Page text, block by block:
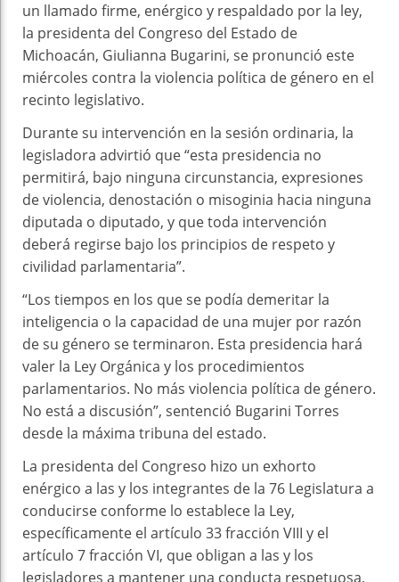
un llamado firme, enérgico y respaldado por la ley,
la presidenta del Congreso del Estado de
Michoacán, Giulianna Bugarini, se pronunció este
miércoles contra la violencia política de género en el
recinto legislativo.
Durante su intervención en la sesión ordinaria, la
legisladora advirtió que “esta presidencia no
permitirá, bajo ninguna circunstancia, expresiones
de violencia, denostación o misoginia hacia ninguna
diputada o diputado, y que toda intervención
deberá regirse bajo los principios de respeto y
civilidad parlamentaria”.
“Los tiempos en los que se podía demeritar la
inteligencia o la capacidad de una mujer por razón
de su género se terminaron. Esta presidencia hará
valer la Ley Orgánica y los procedimientos
parlamentarios. No más violencia política de género.
No está a discusión”, sentenció Bugarini Torres
desde la máxima tribuna del estado.
La presidenta del Congreso hizo un exhorto
enérgico a las y los integrantes de la 76 Legislatura a
conducirse conforme lo establece la Ley,
específicamente el artículo 33 fracción VIII y el
artículo 7 fracción VI, que obligan a las y los
legisladores a mantener una conducta respetuosa,